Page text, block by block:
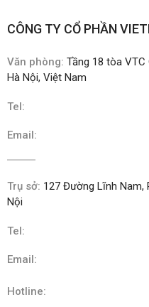
tuệ nhân tạo.
CÔNG TY CỔ PHẦN
Văn phòng: Tầng 18 tòa VTC
Hà Nội, Việt Nam
Tel:
Email:
Trụ sở: 127 Đường Lĩnh Nam,
Nội
Tel:
Email:
Hotline: